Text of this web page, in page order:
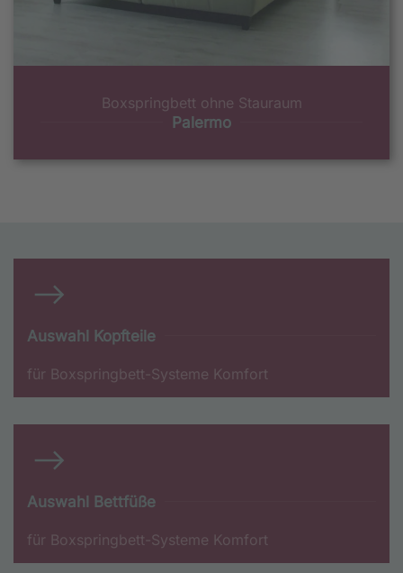
Boxspringbett ohne Stauraum
Palermo
Auswahl Kopfteile
für Boxspringbett-Systeme Komfort
Auswahl Bettfüße
für Boxspringbett-Systeme Komfort